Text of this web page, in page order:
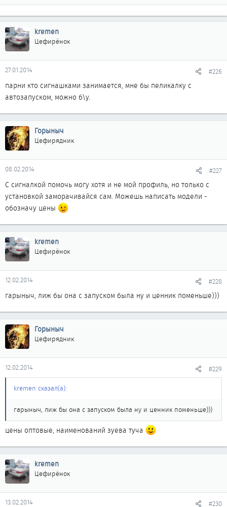
kremen
Цефирёнок
27.01.2014 #226
парни кто сигнашками занимается, мне бы пеликалку с
автозапуском, можно б\у.
Горыныч
Цефирядник
08.02.2014 #227
С сигналкой помочь могу хотя и не мой профиль, но только с
установкой заморачивайся сам. Можешь написать модели -
обозначу цены
kremen
Цефирёнок
12.02.2014 #228
гарыныч, лиж бы она с запуском была ну и ценник поменьше)))
Горыныч
Цефирядник
12.02.2014 #229
kremen сказал(а):
гарыныч, лиж бы она с запуском была ну и ценник поменьше)))
цены оптовые, наименований зуева туча
kremen
Цефирёнок
13.02.2014 #230